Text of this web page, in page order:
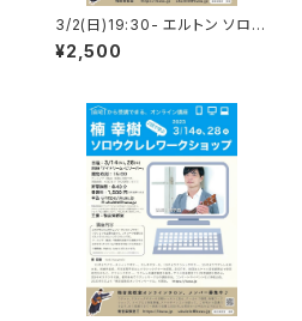
3/2(日)19:30- エルトン ソロウ
クレレWS「サンデーモーニン
グ」
¥2,500